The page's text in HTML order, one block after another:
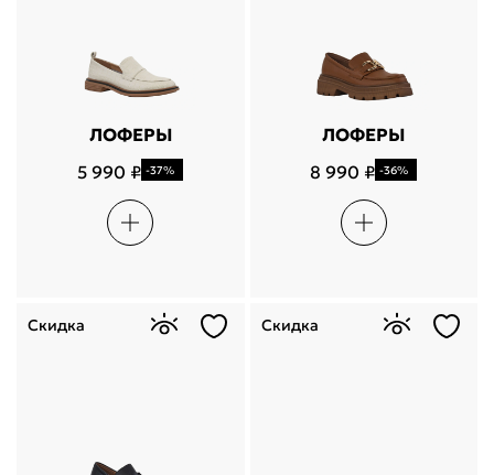
ЛОФЕРЫ
5 990 ₽ -37%
ЛОФЕРЫ
8 990 ₽ -36%
Скидка Скидка